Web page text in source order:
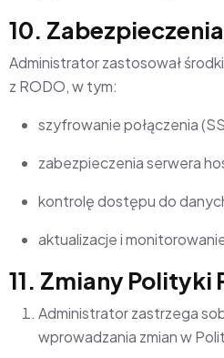
10.
Administrator zastosował
z RODO, w tym:
szyfrowanie połączenia
zabezpieczenia serwera
kontrolę dostępu do
aktualizacje i
11. Zmiany
Administrator zastrzega
wprowadzania zmian w